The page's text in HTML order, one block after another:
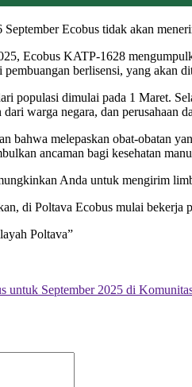
September Ecobus tidak akan
Ecobus KATP-1628
pembuangan berlisensi, yang akan
populasi dimulai pada 1 Maret.
dari warga negara, dan perusahaan
bahwa melepaskan obat-obatan
ancaman bagi kesehatan
Anda untuk mengirim
di Poltava Ecobus mulai bekerja
Poltava”
untuk September 2025 di